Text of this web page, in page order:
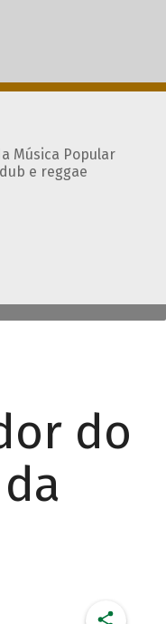
Música Popular
e reggae
do